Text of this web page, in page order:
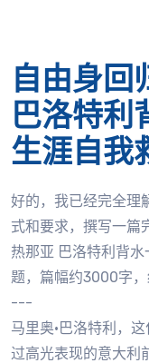
自由身回
巴洛特利
生涯自我
好的，我已经完全理
式和要求，撰写一篇
热那亚 巴洛特利背
题，篇幅约3000字，
---
马里奥·巴洛特利，
过高光表现的意大利